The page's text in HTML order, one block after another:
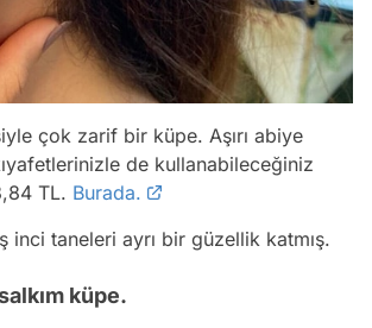
çok zarif bir küpe. Aşırı abiye
de kullanabileceğiniz
TL. Burada.
inci taneleri ayrı bir güzellik katmış.
küpe.